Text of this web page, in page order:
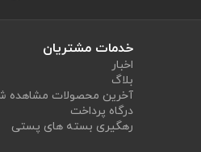
خدمات مشتریان
اخبار
بلاگ
آخرین محصولات مشاهده
درگاه پرداخت
رهگیری بسته های پستی